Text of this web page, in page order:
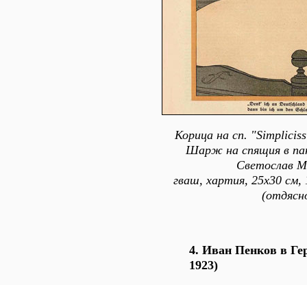
Корица на сп.
Шарж на спящия в
Светослав
гваш, хартия, 25х30 см,
4. Иван Пенков в
1923)